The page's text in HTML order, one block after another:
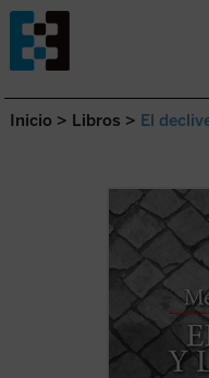
Saltar al contenido.
Inicio > Libros > El